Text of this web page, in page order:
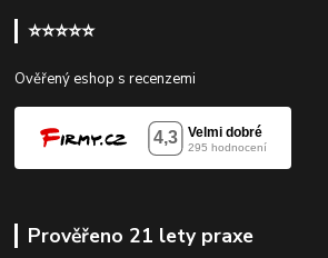
⭐⭐⭐⭐⭐
Ověřený eshop s recenzemi
Prověřeno 21 lety praxe